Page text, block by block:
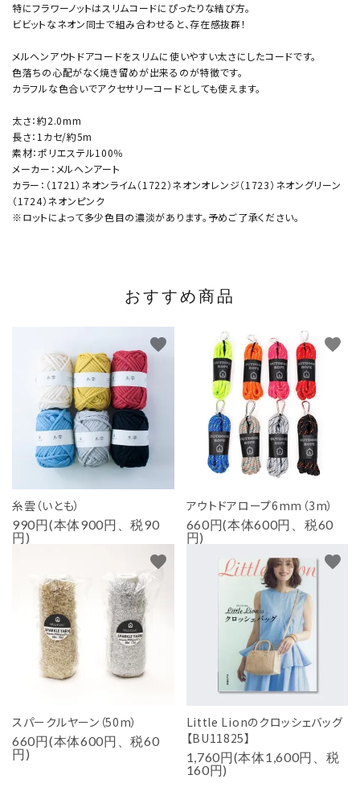
特にフラワーノットはスリムコードにぴったりな結び方。
ビビットなネオン同士で組み合わせると、存在感抜群！
メルヘンアウトドアコードをスリムに使いやすい太さにしたコードです。
色落ちの心配がなく焼き留めが出来るのが特徴です。
カラフルな色合いでアクセサリーコードとしても使えます。
太さ：約2.0mm
長さ：1カセ/約5m
素材：ポリエステル100％
メーカー：メルヘンアート
カラー：（1721）ネオンライム（1722）ネオンオレンジ（1723）ネオングリーン
（1724）ネオンピンク
※ロットによって多少色目の濃淡があります。予めご了承ください。
おすすめ商品
糸雲（いとも）
990円(本体900円、税90
円)
favorite
アウトドアロープ6mm（3m）
660円(本体600円、税60
円)
favorite
スパークルヤーン（50m）
660円(本体600円、税60
円)
favorite
Little Lionのクロッシェバッグ
【BU11825】
1,760円(本体1,600円、税
160円)
favorite